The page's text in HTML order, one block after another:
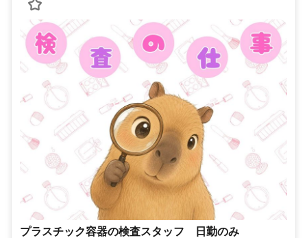
プラスチック容器の検査スタッフ 日勤のみ